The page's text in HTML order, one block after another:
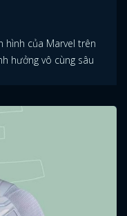
hình của Marvel trên
hưởng vô cùng sâu